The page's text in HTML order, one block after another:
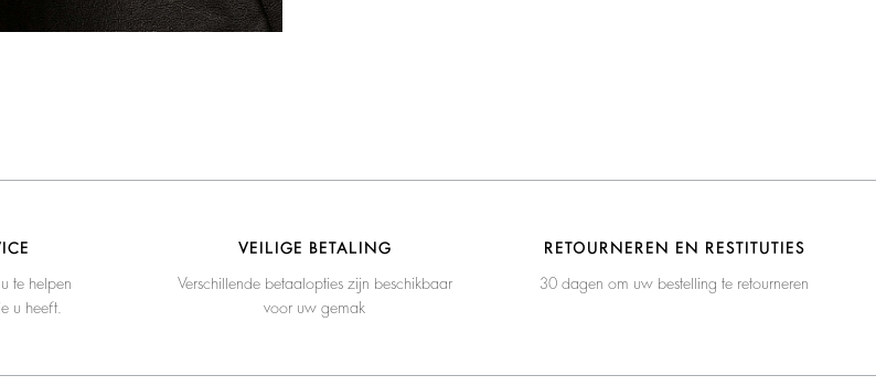
te helpen
u heeft.
VEILIGE BETALING
Verschillende betaalopties zijn beschikbaar
voor uw gemak
RETOURNEREN EN RESTITUTIES
30 dagen om uw bestelling te retourneren